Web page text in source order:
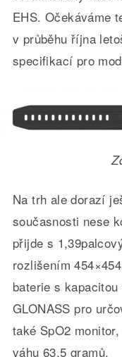
EHS. Očekáváme
v průběhu října
specifikací pro
Na trh ale dorazí
současnosti nese
přijde s
rozlišením
baterie s
GLONASS pro
také SpO2
váhu 63,5 gramů.